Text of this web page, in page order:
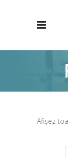
Afișez